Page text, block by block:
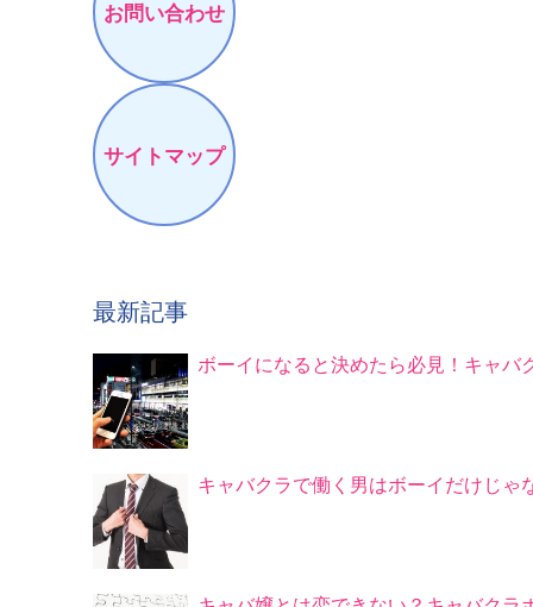
お問い合わせ
サイトマップ
最新記事
ボーイになると決めたら必見！キャバ
キャバクラで働く男はボーイだけじゃ